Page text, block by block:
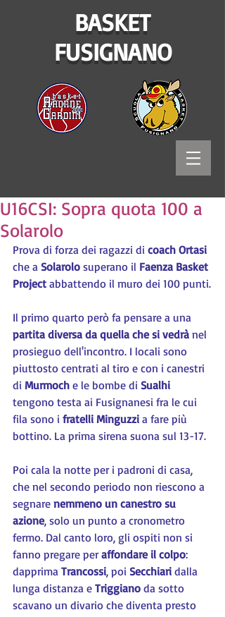
BASKET
FUSIGNANO
U16CSI: Sopra quota 100 a
Solarolo
Prova di forza dei ragazzi di coach Ortasi
che a Solarolo superano il Faenza Basket
Project abbattendo il muro dei 100 punti.
Il primo quarto però fa pensare a una
partita diversa da quella che si vedrà nel
prosieguo dell'incontro. I locali sono
piuttosto centrati al tiro e con i canestri
di Murmoch e le bombe di Sualhi
tengono testa ai Fusignanesi fra le cui
fila sono i fratelli Minguzzi a fare più
bottino. La prima sirena suona sul 13-17.
Poi cala la notte per i padroni di casa,
che nel secondo periodo non riescono a
segnare nemmeno un canestro su
azione, solo un punto a cronometro
fermo. Dal canto loro, gli ospiti non si
fanno pregare per affondare il colpo:
dapprima Trancossi, poi Secchiari dalla
lunga distanza e Triggiano da sotto
scavano un divario che diventa presto